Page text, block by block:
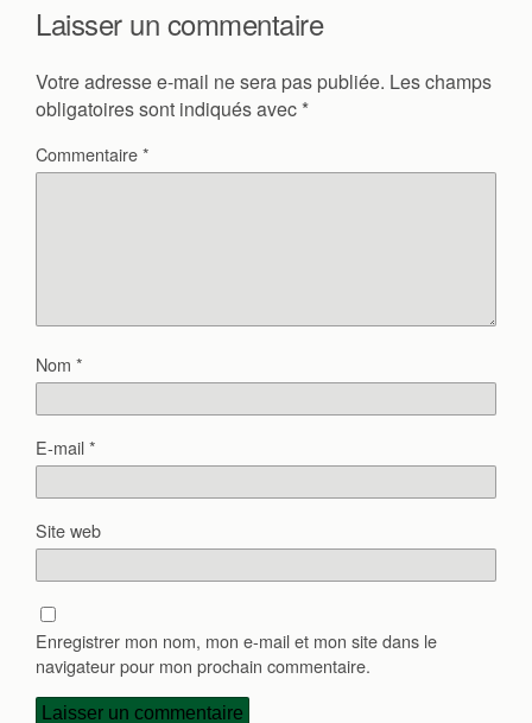
Laisser un commentaire
Votre adresse e-mail ne sera pas publiée. Les champs
obligatoires sont indiqués avec *
Commentaire*
Nom *
E-mail*
Site web
Enregistrer mon nom, mon e-mail et mon site dans le
navigateur pour mon prochain commentaire.